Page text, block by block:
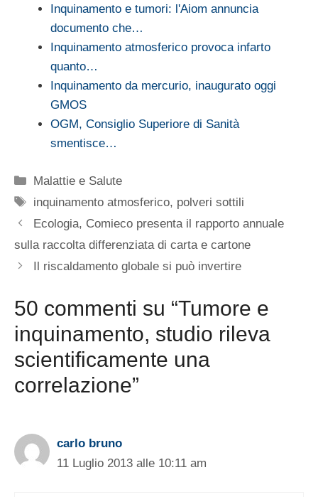
Inquinamento e tumori: l'Aiom annuncia
documento che…
Inquinamento atmosferico provoca infarto
quanto…
Inquinamento da mercurio, inaugurato oggi
GMOS
OGM, Consiglio Superiore di Sanità
smentisce…
Categorie
Malattie e Salute
Tag
inquinamento atmosferico, polveri sottili
Ecologia, Comieco presenta il rapporto annuale
sulla raccolta differenziata di carta e cartone
Il riscaldamento globale si può invertire
50 commenti su “Tumore e
inquinamento, studio rileva
scientificamente una
correlazione”
carlo bruno
11 Luglio 2013 alle 10:11 am